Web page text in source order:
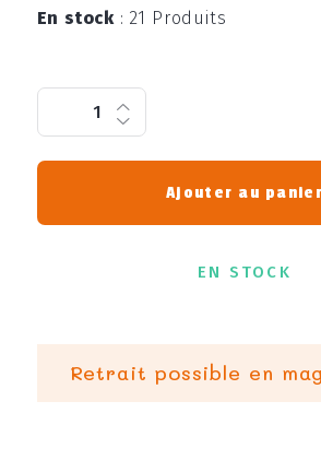
En stock: 21 Produits
Ajouter au panier
EN STOCK
Retrait possible en